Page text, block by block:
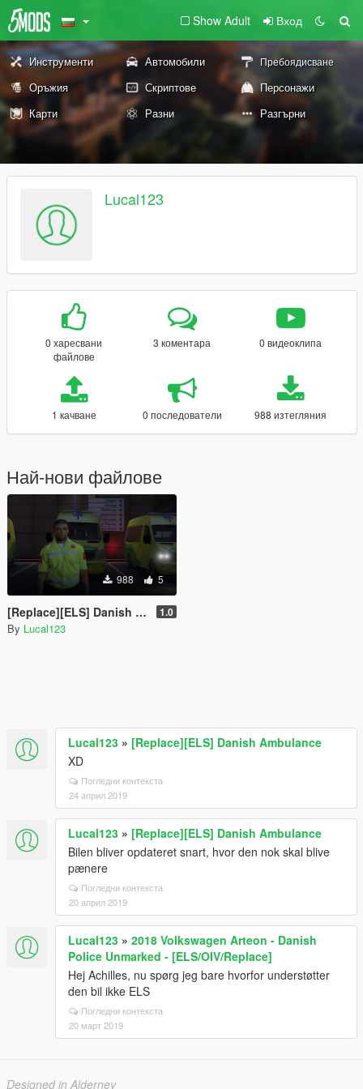
Show Adult Вход
Инструменти Автомобили Пребоядисване
Оръжия Скриптове
Персонажи
Карти
Разни Разгърни
Lucal123
0 харесвани
файлове
3 коментара 0 видеоклипа
1 качване 0 последователи 988 изтегляния
Най-нови файлове
988 5
[Replace][ELS] Danish Ambulance 1.0
By Lucal123
Lucal123 » [Replace][ELS] Danish Ambulance
XD
Погледни контекста
24 април 2019
Lucal123 » [Replace][ELS] Danish Ambulance
Bilen bliver opdateret snart, hvor den nok skal blive
pænere
Погледни контекста
20 април 2019
Lucal123 » 2018 Volkswagen Arteon - Danish
Police Unmarked - [ELS/OIV/Replace]
Hej Achilles, nu spørg jeg bare hvorfor understøtter
den bil ikke ELS
Погледни контекста
20 март 2019
Designed in Alderney